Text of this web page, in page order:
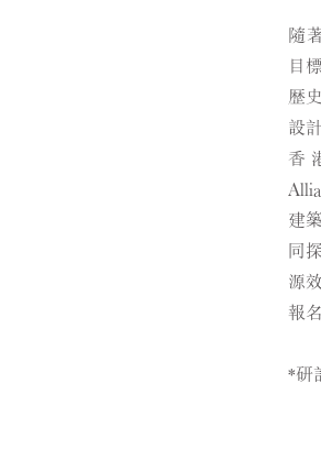
隨
目
歴
設
香
建
同
源
報
*研